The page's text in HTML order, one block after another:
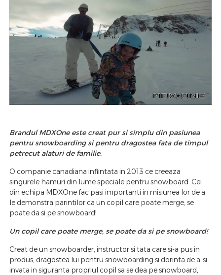
Brandul MDXOne este creat pur si simplu din pasiunea
pentru snowboarding si pentru dragostea fata de timpul
petrecut alaturi de familie.
O companie canadiana infiintata in 2013 ce creeaza
singurele hamuri din lume speciale pentru snowboard. Cei
din echipa MDXOne fac pasi importanti in misiunea lor de a
le demonstra parintilor ca un copil care poate merge, se
poate da si pe snowboard!
Un copil care poate merge, se poate da si pe snowboard!
Creat de un snowboarder, instructor si tata care si-a pus in
produs, dragostea lui pentru snowboarding si dorinta de a-si
invata in siguranta propriul copil sa se dea pe snowboard,